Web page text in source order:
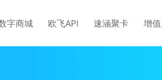
字商城 欧飞API 速涵聚卡 增